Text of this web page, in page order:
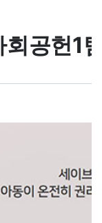
공헌1